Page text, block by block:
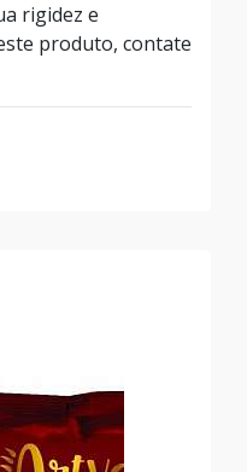
rigidez e
produto, contate